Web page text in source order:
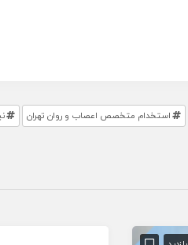
استخدام متخصص اعصاب و روان تهران